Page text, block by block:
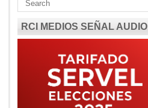
RCI MEDIOS SEÑAL AUDIO